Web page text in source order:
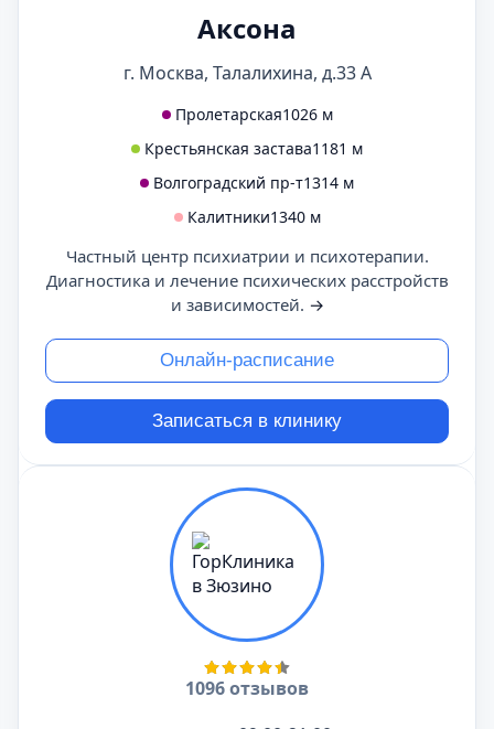
Аксона
г. Москва, Талалихина, д.33 А
Пролетарская1026 м
Крестьянская застава1181 м
Волгоградский пр-т1314 м
Калитники1340 м
Частный центр психиатрии и психотерапии.
Диагностика и лечение психических расстройств
и зависимостей. →
Онлайн-расписание
Записаться в клинику
1096 отзывов